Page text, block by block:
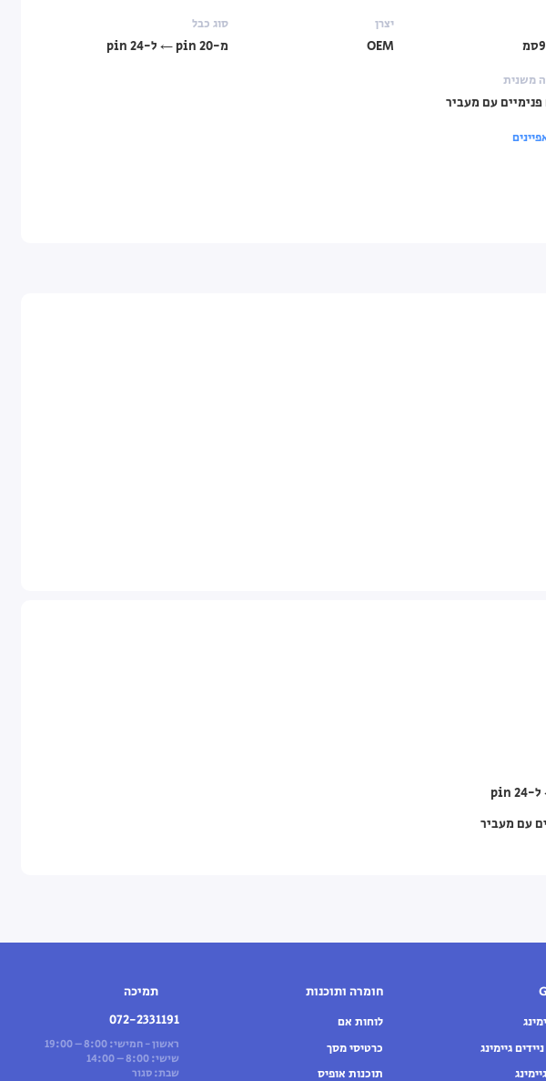
יצרן
OEM
סוג כבל
מ-20 pin ← ל-24 pin
משנית
עם מעביר
עם מעביר
גיימינג
חומרה ותוכנות
לוחות אם
כרטיסי מסך
תוכנות אופיס
תמיכה
072-2331191
ראשון - חמישי: 8:00 – 19:00
שישי: 8:00 – 14:00
שבת: סגור